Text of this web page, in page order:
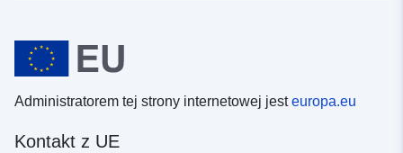
Administratorem tej strony internetowej jesteuropa.eu
Kontakt z UE